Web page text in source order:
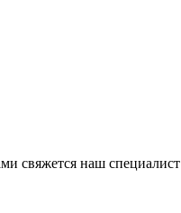
свяжется наш специалист